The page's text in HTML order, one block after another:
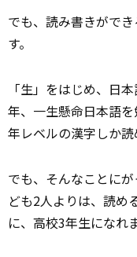
でも、読み書きができ
す。
「生」をはじめ、日
年、一生懸命日本語
年レベルの漢字しか読
でも、そんなことにが
ども2人よりは、読め
に、高校3年生になれ